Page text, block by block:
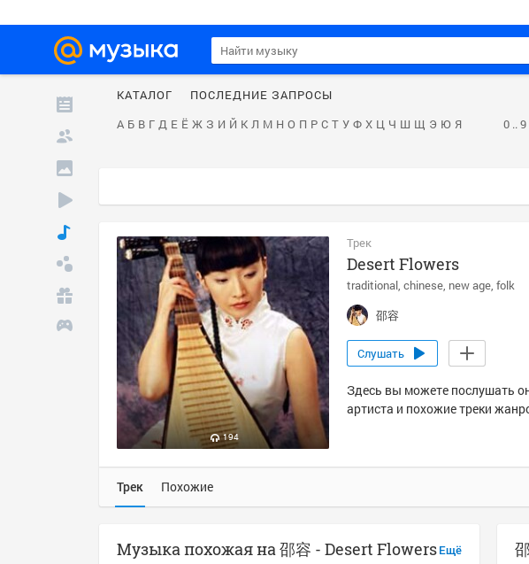
КАТАЛОГ
ПОСЛЕДНИЕ ЗАПРОСЫ
А Б В Г Д Е Ё Ж З И Й К Л М Н О П Р С Т У Ф Х Ц Ч Ш Щ Э Ю Я 0 .. 9
194
Трек
Desert Flowers
traditional chinese new age folk
邵容
Слушать
Здесь вы можете послушать
артиста и похожие треки
Трек Похожие
Ещё
Музыка похожая на 邵容 - Desert Flowers